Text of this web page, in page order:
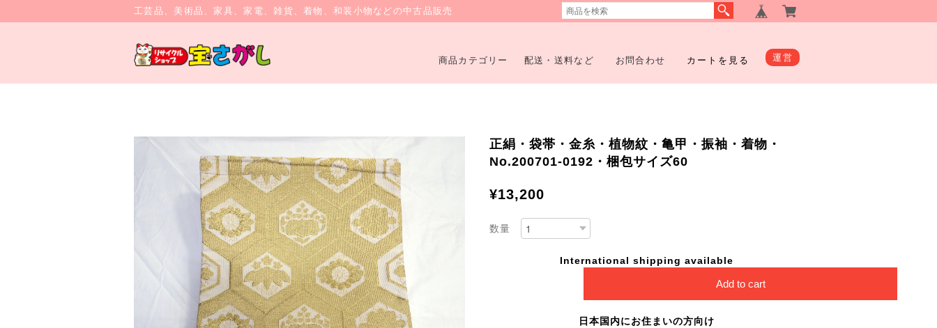
工芸品、美術品、家具、家電、雑貨、着物、和装小物などの中古品販売
商品カテゴリー 配送・送料など お問合わせ カートを見る 運営
正絹・袋帯・金糸・植物紋・亀甲・振袖・着物・
No.200701-0192・梱包サイズ60
¥13,200
数量
International shipping available
Add to cart
日本国内にお住まいの方向け